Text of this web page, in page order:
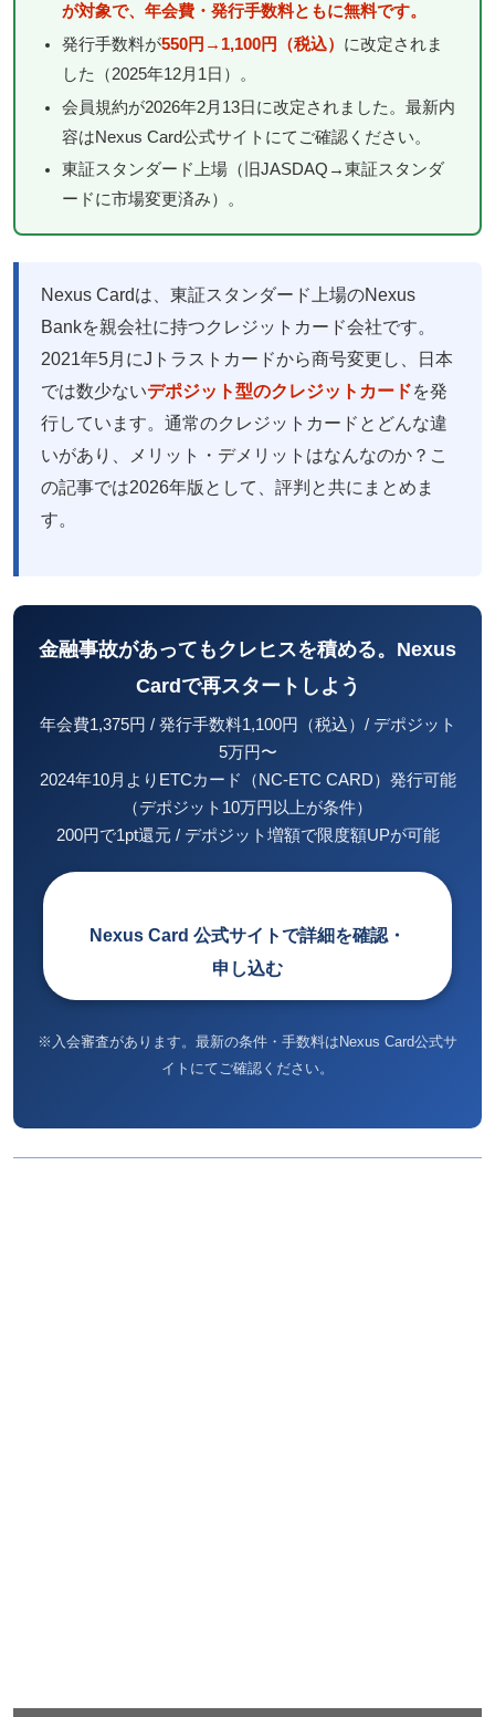
が対象で、年会費・発行手数料ともに無料です。
発行手数料が550円→1,100円（税込） に改定されま
した（2025年12月1日）。
会員規約が2026年2月13日に改定されました。最新内
容はNexus Card公式サイトにてご確認ください。
東証スタンダード上場（旧JASDAQ→東証スタンダ
ードに市場変更済み）。
Nexus Cardは、東証スタンダード上場のNexus
Bankを親会社に持つクレジットカード会社です。
2021年5月にJトラストカードから商号変更し、日本
では数少ないデポジット型のクレジットカードを発
行しています。通常のクレジットカードとどんな違
いがあり、メリット・デメリットはなんなのか？こ
の記事では2026年版として、評判と共にまとめま
す。
金融事故があってもクレヒスを積める。Nexus
Cardで再スタートしよう
年会費1,375円 / 発行手数料1,100円（税込）/ デポジット
5万円〜
2024年10月よりETCカード（NC-ETC CARD）発行可能
（デポジット10万円以上が条件）
200円で1pt還元 / デポジット増額で限度額UPが可能
Nexus Card 公式サイトで詳細を確認・
申し込む
※入会審査があります。最新の条件・手数料はNexus Card公式サ
イトにてご確認ください。